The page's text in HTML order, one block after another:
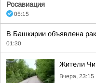
Росавиация
05:15
В Башкирии объявлена
01:30
Жители
Вчера, 23:15